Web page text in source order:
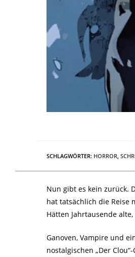
SCHLAGWÖRTER: HORROR
Nun gibt es kein zurück.
hat tatsächlich die Reise
Hätten Jahrtausende
Ganoven, Vampire und
nostalgischen „Der